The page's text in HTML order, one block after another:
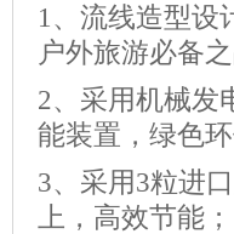
1、流线造型设
户外旅游必备之
2、采用机械发
能装置，绿色环
3、采用3粒进
上，高效节能；